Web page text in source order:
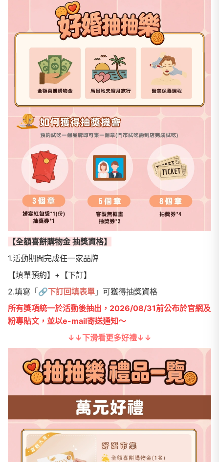
【全額喜餅購物金 抽獎資格】
1.活動期間完成任一家品牌
【填單預約】+【下訂】
2.填寫「 🔗下訂回填表單 」可獲得抽獎資格
所有獎項統一於活動後抽出，2026/08/31前公布於官網及
粉專貼文，並以e-mail寄送通知～
↓↓下滑看更多好禮↓↓